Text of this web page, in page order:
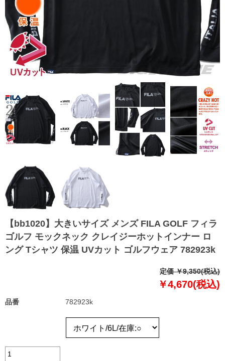
【bb1020】大きいサイズ メンズ FILA GOLF フィラ
ゴルフ モックネック クレイジーホットインナー ロ
ング Tシャツ 保温 UVカット ゴルフウェア 782923k
定価 ￥9,350(税込)
￥4,670(税込)
品番 782923k